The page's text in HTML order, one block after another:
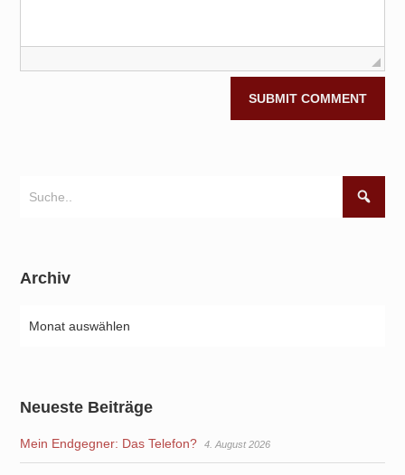
Archiv
Neueste Beiträge
Mein Endgegner: Das Telefon? 4. August 2026